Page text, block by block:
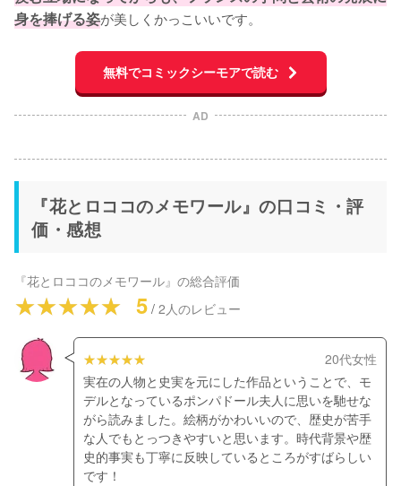
身を捧げる姿が美しくかっこいいです。
無料でコミックシーモアで読む
AD
『花とロココのメモワール』の口コミ・評
価・感想
『花とロココのメモワール』 の総合評価
5 / 2 人のレビュー
20代女性
実在の人物と史実を元にした作品ということで、モ
デルとなっているポンパドール夫人に思いを馳せな
がら読みました。絵柄がかわいいので、歴史が苦手
な人でもとっつきやすいと思います。時代背景や歴
史的事実も丁寧に反映しているところがすばらしい
です！